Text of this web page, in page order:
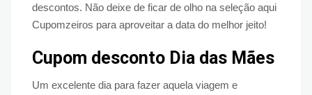
descontos. Não deixe de ficar de olho na seleção aqui
Cupomzeiros para aproveitar a data do melhor jeito!
Cupom desconto Dia das Mães
Um excelente dia para fazer aquela viagem e